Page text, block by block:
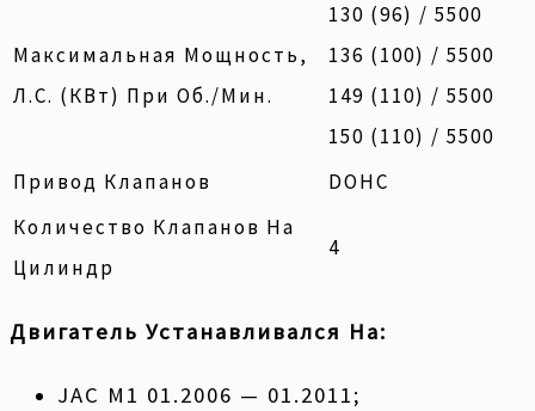
Максимальная Мощность,
Л.с. (кВт) При Об./мин.
130 (96) / 5500
136 (100) / 5500
149 (110) / 5500
150 (110) / 5500
Привод Клапанов
DOHC
Количество Клапанов На
Цилиндр
4
Двигатель Устанавливался На:
JAC M1 01.2006 — 01.2011;